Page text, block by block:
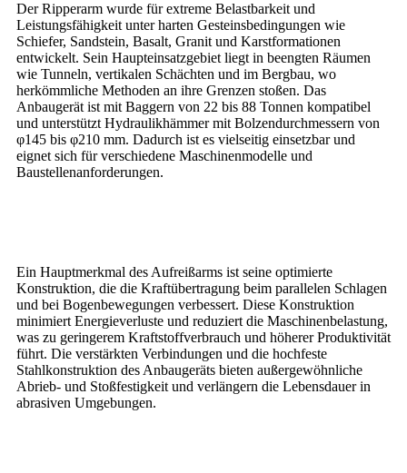
Der Ripperarm wurde für extreme Belastbarkeit und
Leistungsfähigkeit unter harten Gesteinsbedingungen wie
Schiefer, Sandstein, Basalt, Granit und Karstformationen
entwickelt. Sein Haupteinsatzgebiet liegt in beengten Räumen
wie Tunneln, vertikalen Schächten und im Bergbau, wo
herkömmliche Methoden an ihre Grenzen stoßen. Das
Anbaugerät ist mit Baggern von 22 bis 88 Tonnen kompatibel
und unterstützt Hydraulikhämmer mit Bolzendurchmessern von
φ145 bis φ210 mm. Dadurch ist es vielseitig einsetzbar und
eignet sich für verschiedene Maschinenmodelle und
Baustellenanforderungen.
Ein Hauptmerkmal des Aufreißarms ist seine optimierte
Konstruktion, die die Kraftübertragung beim parallelen Schlagen
und bei Bogenbewegungen verbessert. Diese Konstruktion
minimiert Energieverluste und reduziert die Maschinenbelastung,
was zu geringerem Kraftstoffverbrauch und höherer Produktivität
führt. Die verstärkten Verbindungen und die hochfeste
Stahlkonstruktion des Anbaugeräts bieten außergewöhnliche
Abrieb- und Stoßfestigkeit und verlängern die Lebensdauer in
abrasiven Umgebungen.